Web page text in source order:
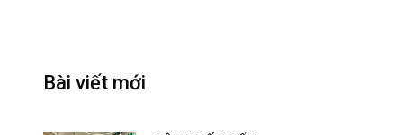
Bài viết mới